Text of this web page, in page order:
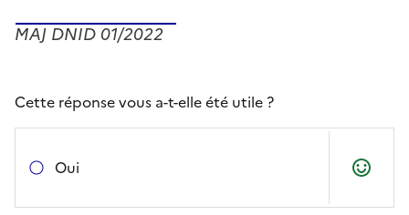
MAJ DNID 01/2022
Cette réponse vous a-t-elle été utile ?
Oui